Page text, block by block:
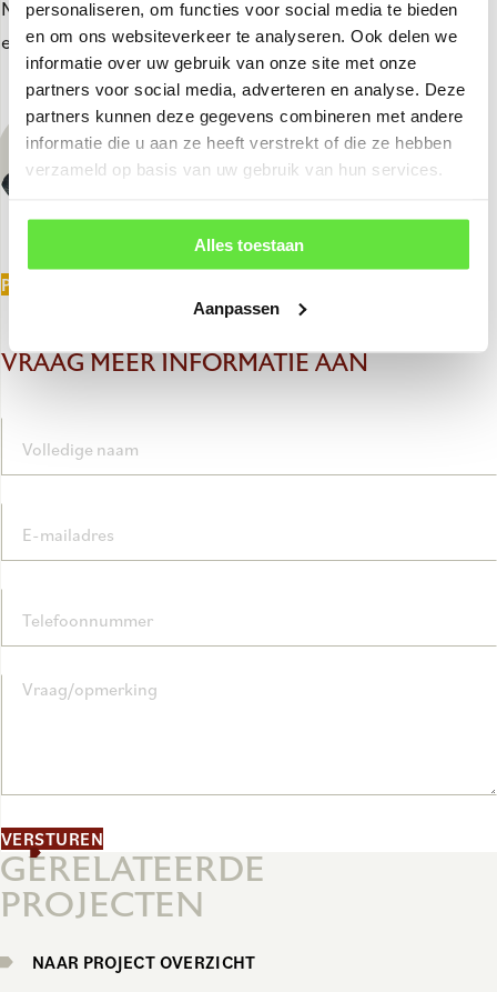
personaliseren, om functies voor social media te bieden
en om ons websiteverkeer te analyseren. Ook delen we
informatie over uw gebruik van onze site met onze
partners voor social media, adverteren en analyse. Deze
partners kunnen deze gegevens combineren met andere
informatie die u aan ze heeft verstrekt of die ze hebben
verzameld op basis van uw gebruik van hun services.
Alles toestaan
Aanpassen
Neem vrijblijvend contact met ons op, we kijken uit naar
een kennismaking!
KEVIN
Verkoop
info@dewithekwerken.nl
PLAN EEN AFSPRAAK
VRAAG MEER INFORMATIE AAN
Volledige naam
E-mailadres
Telefoonnummer
Vraag/opmerking
VERSTUREN
GERELATEERDE
PROJECTEN
NAAR PROJECT OVERZICHT